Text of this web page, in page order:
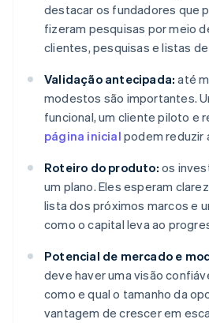
destacar os fundadores que
fizeram pesquisas por meio
clientes, pesquisas e listas
Validação antecipada: até
modestos são importantes.
funcional, um cliente piloto e
página inicial podem reduzir
Roteiro do produto: os
um plano. Eles esperam
lista dos próximos marcos e
como o capital leva ao
Potencial de mercado e
deve haver uma visão
como e qual o tamanho da
vantagem de crescer em